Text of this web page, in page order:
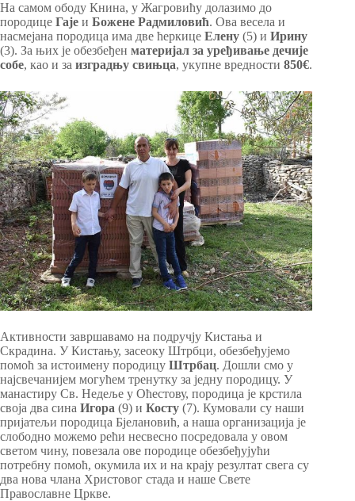
На самом ободу Книна, у Жагровићу долазимо до
породице Гаје и Божене Радмиловић. Ова весела и
насмејана породица има две ћеркице Елену (5) и Ирину
(3). За њих је обезбеђен материјал за уређивање дечије
собе, као и за изградњу свињца, укупне вредности 850€.
Активности завршавамо на подручју Кистања и
Скрадина. У Кистању, засеоку Штрбци, обезбеђујемо
помоћ за истоимену породицу Штрбац. Дошли смо у
најсвечанијем могућем тренутку за једну породицу. У
манастиру Св. Недеље у Оћестову, породица је крстила
своја два сина Игора (9) и Косту (7). Кумовали су наши
пријатељи породица Бјелановић, а наша организација је
слободно можемо рећи несвесно посредовала у овом
светом чину, повезала ове породице обезбеђујући
потребну помоћ, окумила их и на крају резултат свега су
два нова члана Христовог стада и наше Свете
Православне Цркве.